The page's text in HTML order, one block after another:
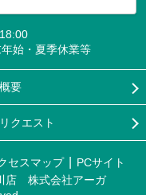
始・夏季休業等
要
クエスト
セスマップ
PCサイト
店 株式会社アーガ